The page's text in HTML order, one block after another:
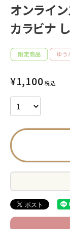
アイテムから探す
INFORMATION
お知らせ
ご利用ガイド
よくあるご質問
プライバシーポリシ
特定商取引法につ
お問い合わせ
ACCOUNT MENU
ようこそ ゲスト 様
オンライ
カラビナ
¥1,100 税込